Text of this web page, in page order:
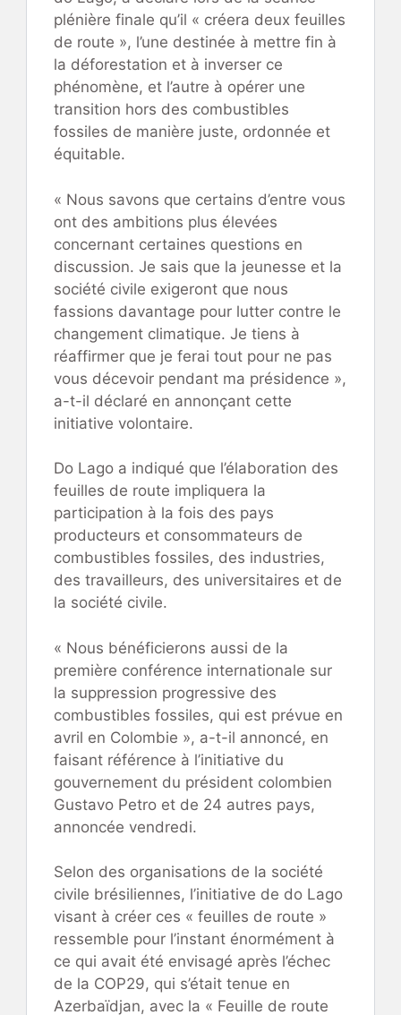
plénière finale qu’il « créera deux feuilles
de route », l’une destinée à mettre fin à
la déforestation et à inverser ce
phénomène, et l’autre à opérer une
transition hors des combustibles
fossiles de manière juste, ordonnée et
équitable.
« Nous savons que certains d’entre vous
ont des ambitions plus élevées
concernant certaines questions en
discussion. Je sais que la jeunesse et la
société civile exigeront que nous
fassions davantage pour lutter contre le
changement climatique. Je tiens à
réaffirmer que je ferai tout pour ne pas
vous décevoir pendant ma présidence »,
a-t-il déclaré en annonçant cette
initiative volontaire.
Do Lago a indiqué que l’élaboration des
feuilles de route impliquera la
participation à la fois des pays
producteurs et consommateurs de
combustibles fossiles, des industries,
des travailleurs, des universitaires et de
la société civile.
« Nous bénéficierons aussi de la
première conférence internationale sur
la suppression progressive des
combustibles fossiles, qui est prévue en
avril en Colombie », a-t-il annoncé, en
faisant référence à l’initiative du
gouvernement du président colombien
Gustavo Petro et de 24 autres pays,
annoncée vendredi.
Selon des organisations de la société
civile brésiliennes, l’initiative de do Lago
visant à créer ces « feuilles de route »
ressemble pour l’instant énormément à
ce qui avait été envisagé après l’échec
de la COP29, qui s’était tenue en
Azerbaïdjan, avec la « Feuille de route